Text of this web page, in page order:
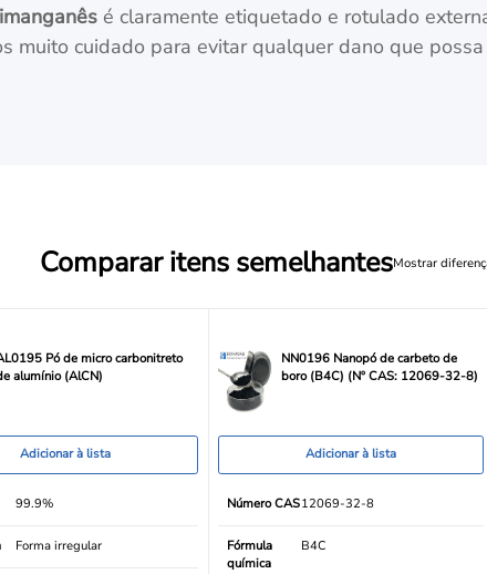
é claramente etiquetado e rotulado
muito cuidado para evitar qualquer dano que
Comparar itens semelhantesMostrar
Pó de micro carbonitreto
alumínio (AlCN)
Adicionar à lista
99.9%
Forma irregular
NN0196 Nanopó de carbeto de
boro (B4C) (Nº CAS: 12069-32-8)
Adicionar à lista
Número CAS12069-32-8
Fórmula
química
B4C